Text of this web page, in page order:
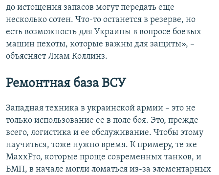
до истощения запасов могут передать еще
несколько сотен. Что-то останется в резерве, но
есть возможность для Украины в вопросе боевых
машин пехоты, которые важны для защиты», –
объясняет Лиам Коллинз.
Ремонтная база ВСУ
Западная техника в украинской армии – это не
только использование ее в поле боя. Это, прежде
всего, логистика и ее обслуживание. Чтобы этому
научиться, тоже нужно время. К примеру, те же
MaxxPro, которые проще современных танков, и
БМП, в начале могли ломаться из-за элементарных